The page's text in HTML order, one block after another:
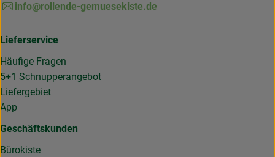
info@rollende-gemuesekiste.de
Lieferservice
Häufige Fragen
5+1 Schnupperangebot
Liefergebiet
App
Geschäftskunden
Bürokiste